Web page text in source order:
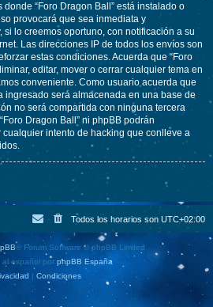
“Foro Dragon Ball” está instalado o
provocará que sea inmediata y
lo creemos oportuno, con notificación a su
Las direcciones IP de todos los envíos son
estas condiciones. Acuerda que “Foro
editar, mover o cerrar cualquier tema en
conveniente. Como usuario acuerda que
ingresado será almacenada en una base de
no será compartida con ninguna tercera
Dragon Ball” ni phpBB podrán
intento de hacking que conlleve a
Todos los horarios son UTC+02:00
® Forum Software © phpBB Limited
al español por phpBB España
| Condiciones